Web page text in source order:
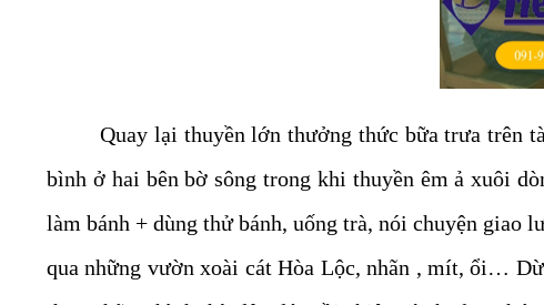
Quay lại thuyền lớn thưởng thức bữa trưa trên
bình ở hai bên bờ sông trong khi thuyền êm ả xuôi
làm bánh + dùng thử bánh, uống trà, nói chuyện giao
qua những vườn xoài cát Hòa Lộc, nhãn , mít, ổi…